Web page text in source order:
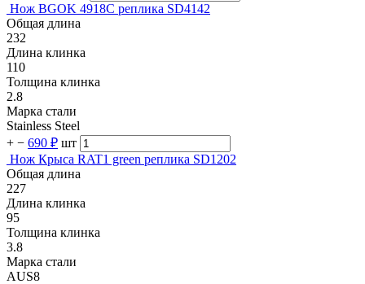
Нож BGOK 4918C реплика SD4142
Общая длина
232
Длина клинка
110
Толщина клинка
2.8
Марка стали
Stainless Steel
+ − 690 ₽ шт
Нож Крыса RAT1 green реплика SD1202
Общая длина
227
Длина клинка
95
Толщина клинка
3.8
Марка стали
AUS8